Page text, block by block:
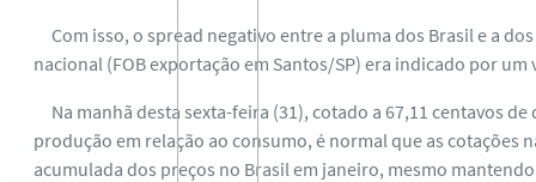
Com isso, o spread negativo entre a pluma dos Brasil e a
nacional (FOB exportação em Santos/SP) era indicado por
Na manhã desta sexta-feira (31), cotado a 67,11 centavos
produção em relação ao consumo, é normal que as cotações
acumulada dos preços no Brasil em janeiro, mesmo